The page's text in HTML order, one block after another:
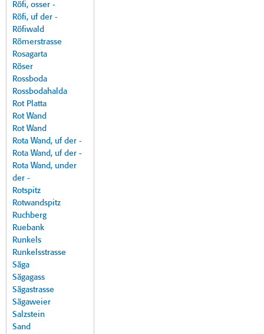
Röfi, osser -
Röfi, uf der -
Röfiwald
Römerstrasse
Rosagarta
Röser
Rossboda
Rossbodahalda
Rot Platta
Rot Wand
Rot Wand
Rota Wand, uf der -
Rota Wand, uf der -
Rota Wand, under
der -
Rotspitz
Rotwandspitz
Ruchberg
Ruebank
Runkels
Runkelsstrasse
Säga
Sägagass
Sägastrasse
Sägaweier
Salzstein
Sand